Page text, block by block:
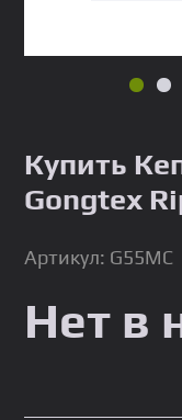
Купить
Gongtex
Артикул: G55MC
Нет в